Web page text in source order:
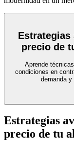
Estrategias
precio de
Aprende
condiciones en
demanda
Estrategias
precio de tu